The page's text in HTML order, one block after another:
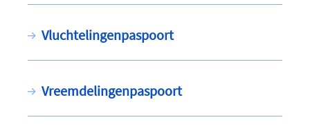
Vluchtelingenpaspoort
Vreemdelingenpaspoort